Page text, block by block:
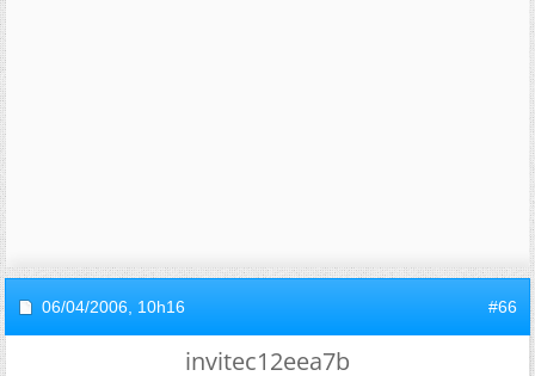
06/04/2006, 10h16 #66
invitec12eea7b